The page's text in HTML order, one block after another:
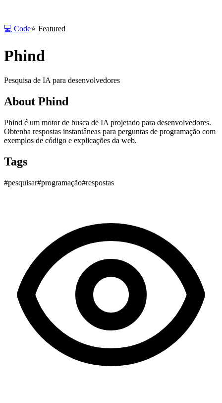
💻 Code⭐ Featured
Phind
Pesquisa de IA para desenvolvedores
About Phind
Phind é um motor de busca de IA projetado para desenvolvedores.
Obtenha respostas instantâneas para perguntas de programação com
exemplos de código e explicações da web.
Tags
#pesquisar#programação#respostas